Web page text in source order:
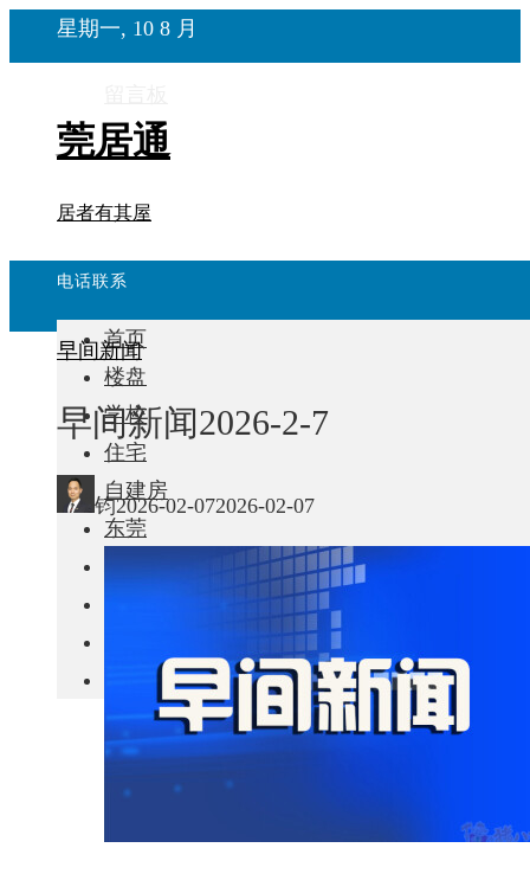
星期一, 10 8 月
莞居通
居者有其屋
电话联系
首页
楼盘
学校
住宅
自建房
东莞
城市更新
早间新闻
早间新闻2026-2-7
钧2026-02-072026-02-07